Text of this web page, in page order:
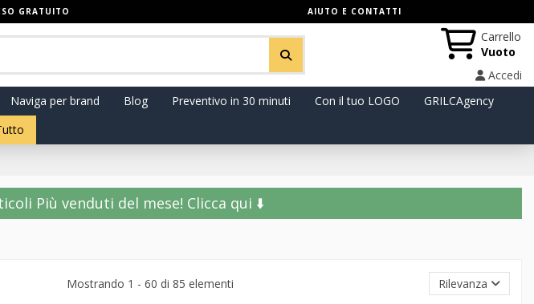
GRATUITO AIUTO E CONTATTI
Carrello
Vuoto
Accedi
Naviga per brand Blog Preventivo in 30 minuti Con il tuo LOGO
GRILCAgency
Più venduti del mese!️ Clicca qui ⬇️
Mostrando 1 - 60 di 85 elementi Rilevanza